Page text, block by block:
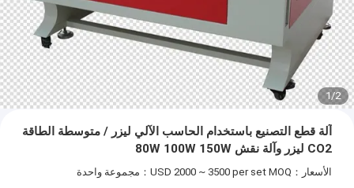
1/2
آلة قطع التصنيع باستخدام الحاسب الآلي ليزر / متوسطة الطاقة
CO2 ليزر وآلة نقش 80W 100W 150W
الأسعار：USD 2000 ~ 3500 per set MOQ：مجموعة واحدة